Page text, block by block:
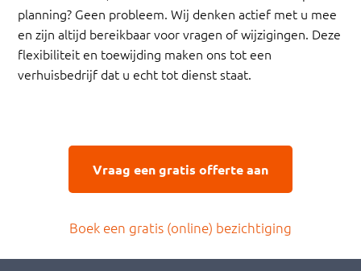
planning? Geen probleem. Wij denken actief met u mee
en zijn altijd bereikbaar voor vragen of wijzigingen. Deze
flexibiliteit en toewijding maken ons tot een
verhuisbedrijf dat u echt tot dienst staat.
Vraag een gratis offerte aan
Boek een gratis (online) bezichtiging